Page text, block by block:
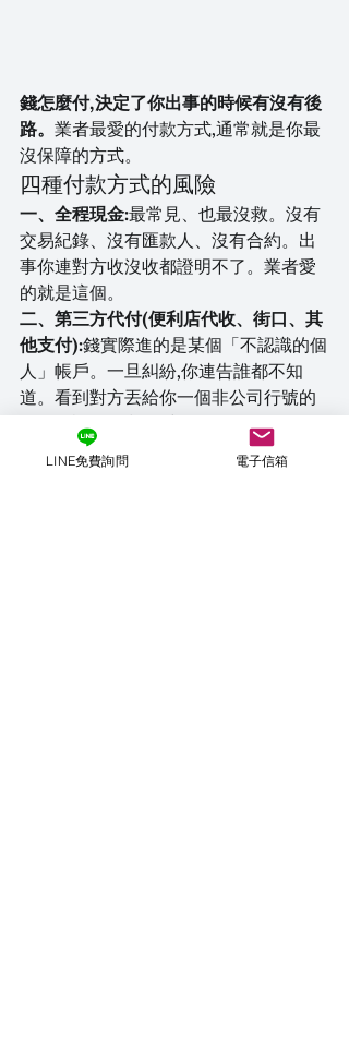
錢怎麼付,決定了你出事的時候有沒有後
路。 業者最愛的付款方式,通常就是你最
沒保障的方式。
四種付款方式的風險
一、全程現金:最常見、也最沒救。沒有
交易紀錄、沒有匯款人、沒有合約。出
事你連對方收沒收都證明不了。業者愛
的就是這個。
二、第三方代付(便利店代收、街口、其
他支付):錢實際進的是某個「不認識的個
人」帳戶。一旦糾紛,你連告誰都不知
道。看到對方丟給你一個非公司行號的
轉帳資訊,默默退一步。
三、先匯訂金: 訂金匯出的那一刻起,業者
就拿到主動權。你想反悔,他會用「機票
LINE免費詢問 電子信箱